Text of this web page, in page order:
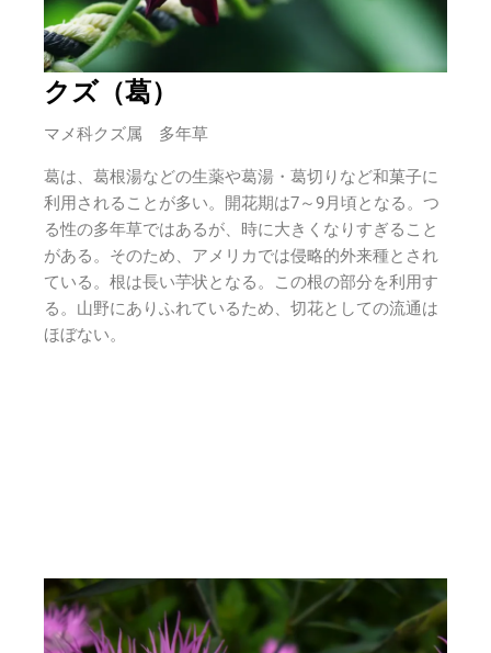
クズ（葛）
マメ科クズ属 多年草
葛は、葛根湯などの生薬や葛湯・葛切りなど和菓子に
利用されることが多い。
開花期は7～9月頃となる。 つ
る性の多年草ではあるが、時に大きくなりすぎること
がある。そのため、アメリカでは侵略的外来種とされ
ている。根は長い芋状となる。この根の部分を利用す
る。 山野にありふれているため、切花としての流通は
ほぼない。